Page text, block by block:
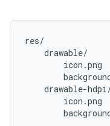
res/
    drawable/
        icon.png
drawable-
        icon.png